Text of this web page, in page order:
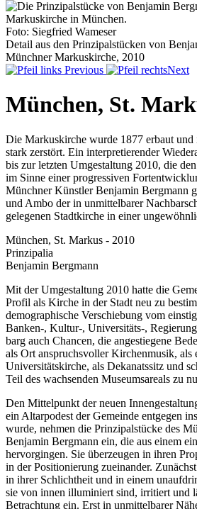
Foto: Siegfried Wameser
Detail aus den Prinzipalstücken von
Münchner Markuskirche, 2010
Previous
Next
München, St.
Die Markuskirche wurde 1877 erbaut
stark zerstört. Ein interpretierender
bis zur letzten Umgestaltung 2010, die
im Sinne einer progressiven
Münchner Künstler Benjamin Bergmann
und Ambo der in unmittelbarer
gelegenen Stadtkirche in einer
München, St. Markus - 2010
Prinzipalia
Benjamin Bergmann
Mit der Umgestaltung 2010 hatte die
Profil als Kirche in der Stadt neu zu
demographische Verschiebung vom
Banken-, Kultur-, Universitäts-,
barg auch Chancen, die angestiegene
als Ort anspruchsvoller Kirchenmusik, als
Universitätskirche, als Dekanatssitz und
Teil des wachsenden Museumsareals zu
Den Mittelpunkt der neuen
ein Altarpodest der Gemeinde entgegen
wurde, nehmen die Prinzipalstücke des
Benjamin Bergmann ein, die aus einem
hervorgingen. Sie überzeugen in ihren
in der Positionierung zueinander.
in ihrer Schlichtheit und in einem
sie von innen illuminiert sind, irritiert und
Betrachtung ein. Erst in unmittelbarer